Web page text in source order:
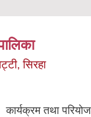
सिरहा
कार्यक्रम तथा